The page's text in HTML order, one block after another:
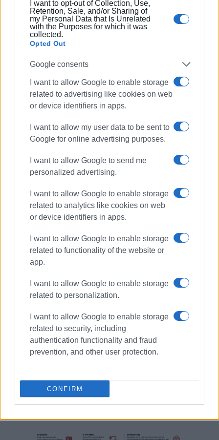
I want to opt-out of Collection, Use,
Retention, Sale, and/or Sharing of
my Personal Data that Is Unrelated
with the Purposes for which it was
collected.
Opted Out
Google consents
I want to allow Google to enable storage
related to advertising like cookies on web
or device identifiers in apps.
I want to allow my user data to be sent to
Google for online advertising purposes.
I want to allow Google to send me
personalized advertising.
I want to allow Google to enable storage
related to analytics like cookies on web
or device identifiers in apps.
I want to allow Google to enable storage
related to functionality of the website or
app.
I want to allow Google to enable storage
related to personalization.
I want to allow Google to enable storage
related to security, including
authentication functionality and fraud
prevention, and other user protection.
CONFIRM
σταθεροποίησης της περιοχής και διασφάλισης της
πρόσβασης στις πρώτες ύλες που θεωρούνται
απαραίτητες για την πράσινη μετάβαση, τη βιομηχανία
υψηλής τεχνολογίας και τις σύγχρονες αμυντικές
τεχνολογίες.
Είναι ο εκδότης - διευθυντής της Ενημέρωσης.
Έχει σπουδάσει και εργαστεί ως μηχανικός και
ηλεκτρονικός. Δημοσιογραφεί από τις αρχές της
όλες τις αθηναϊκές εφημερίδες. Διετέλεσε
πρόεδρος του Συνδέσμου Ημερησίων
Περιφερειακών Εφημερίδων, τον οποίον
γραμματέα στο δ.σ. επί οκτώ χρόνια. Πιστεύει
πως η ισχυρότερη ιδιότητα του δημοσιογράφου
στην ενημέρωση είναι το ενδιαφέρον του για τα
κοινά και στην επικοινωνία η έντιμη και
ανιδιοτελής διαμεσολάβηση.
Ακολουθήστε το enimerosi στοFacebook